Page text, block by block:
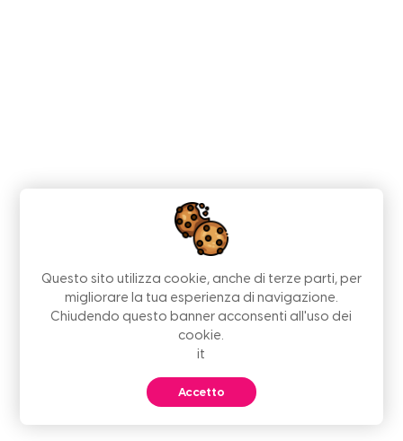
Questo sito utilizza cookie, anche di terze parti, per
migliorare la tua esperienza di navigazione.
Chiudendo questo banner acconsenti all'uso dei
cookie.
it
Accetto